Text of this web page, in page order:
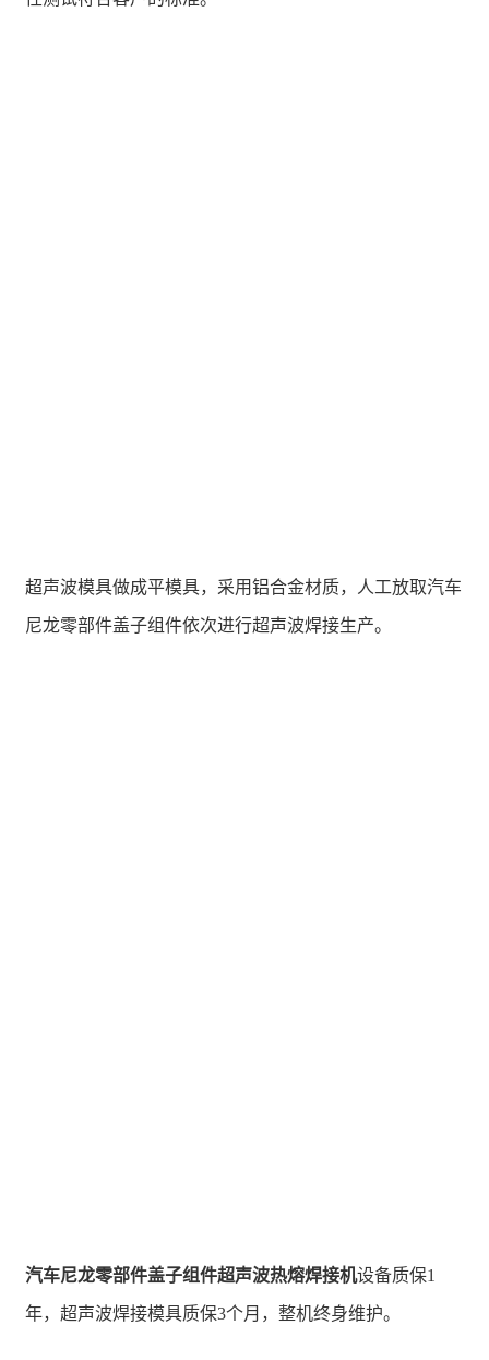
超声波模具做成平模具，采用铝合金材质，人工放取汽车
尼龙零部件盖子组件依次进行超声波焊接生产。
汽车尼龙零部件盖子组件超声波热熔焊接机设备质保1
年，超声波焊接模具质保3个月，整机终身维护。